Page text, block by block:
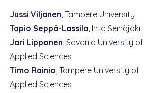
Jussi Viljanen, Tampere University
Tapio Seppä-Lassila, Into Seinäjoki
Jari Lipponen, Savonia University of
Applied Sciences
Timo Rainio, Tampere University of
Applied Sciences